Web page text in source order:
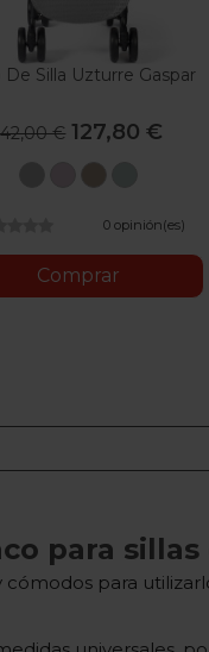
De Silla Uzturre Gaspar
€ 127,80 €
RosaPiedra
0 opinión(es)
Comprar
para sillas
cómodos para